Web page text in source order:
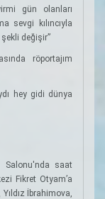
gün olanları
sevgi kılıncıyla
şekli değişir”
röportajım
hey gidi dünya
Salonu'nda saat
Fikret Otyam’a
İbrahimova,